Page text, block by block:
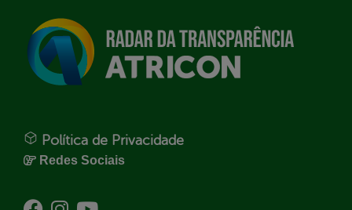
Política de Privacidade
Redes Sociais